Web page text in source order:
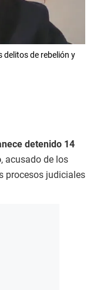
delitos de rebelión y
detenido 14
, acusado de los
procesos judiciales